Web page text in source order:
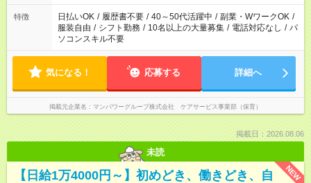
特徴 日払いOK / 履歴書不要 / 40～50代活躍中 / 副業・WワークOK /
服装自由 / シフト勤務 / 10名以上の大量募集 / 電話対応なし / パ
ソコンスキル不要
気になる！ 応募する 詳細へ
掲載元企業名 マンパワーグループ株式会社 ケアサービス事業部（保育）
掲載日：2026.08.06
未読
NEW
【日給1万4000円～】初めどき、働きどき、自